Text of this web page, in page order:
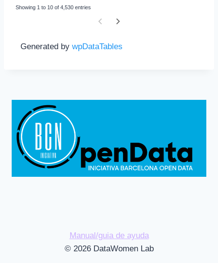
Showing 1 to 10 of 4,530 entries
Generated by wpDataTables
Manual/guia de ayuda
© 2026 DataWomen Lab